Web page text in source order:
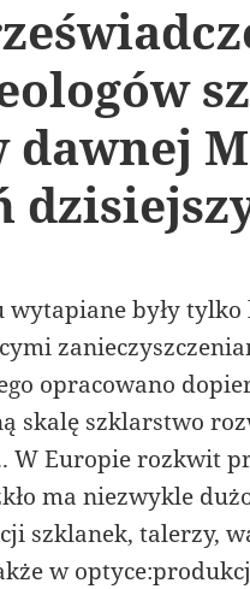
dawnej
wytapiane były
opracowano
skalę szklarstwo
W Europie rozkwit
ma niezwykle
szklanek, talerzy,
w